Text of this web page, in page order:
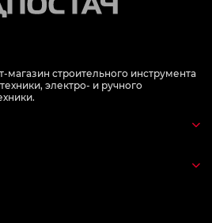
строительного инструмента
электро- и ручного